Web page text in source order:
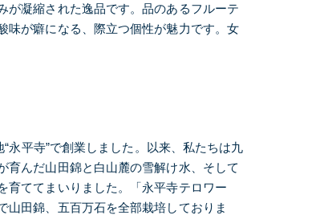
が凝縮された逸品です。品のあるフルーテ
味が癖になる、際立つ個性が魅力です。女
永平寺”で創業しました。以来、私たちは九
育んだ山田錦と白山麓の雪解け水、そして
育ててまいりました。「永平寺テロワー
山田錦、五百万石を全部栽培しておりま